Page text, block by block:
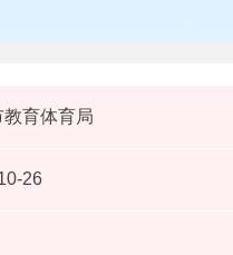
教育体育局
26